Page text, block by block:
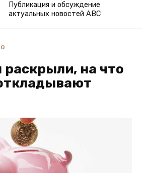
Публикация и обсуждение
актуальных новостей ABC
раскрыли, на что